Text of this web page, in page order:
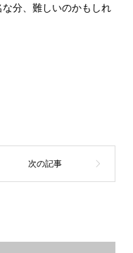
、難しいのかもしれ